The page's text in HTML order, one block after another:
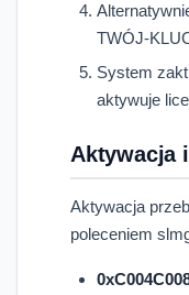
TWÓJ-
System
aktywuje
Aktywacja
Aktywacja
poleceniem